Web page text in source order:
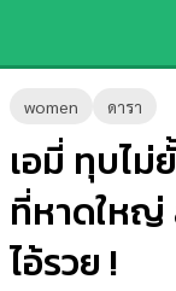
women ดารา
เอมี่ ทุบไม่
ที่หาดใหญ่
ไอ้รวย !
ข่าว-
ความ
รู้